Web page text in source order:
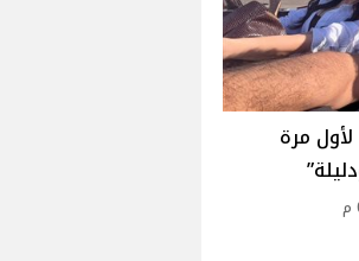
مرة